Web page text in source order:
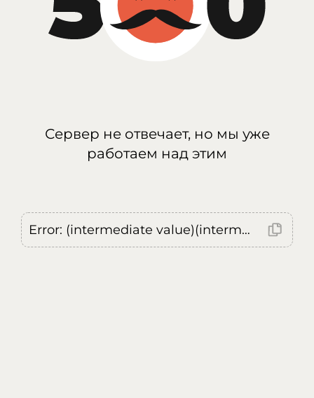
Сервер не отвечает, но мы уже
работаем над этим
Error: (intermediate value)(intermediate value)(intermediate value).replaceAll is not a function